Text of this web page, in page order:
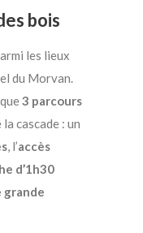
bois
les lieux
du Morvan.
3 parcours
cascade : un
, l’accès
d’1h30
grande